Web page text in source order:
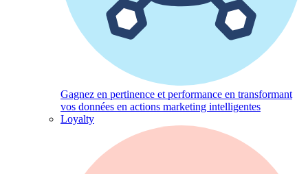
Gagnez en pertinence et performance en transformant
vos données en actions marketing intelligentes
Loyalty